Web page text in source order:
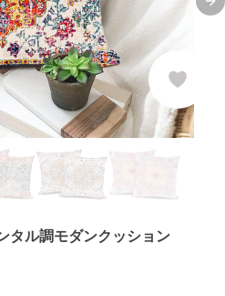
タル調モダンクッション